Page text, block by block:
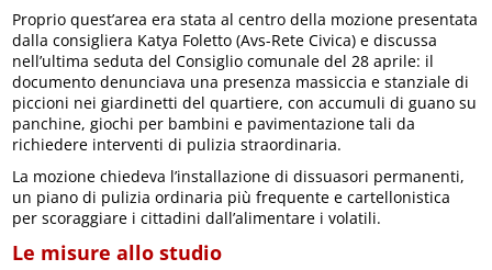
Proprio quest’area era stata al centro della mozione presentata
dalla consigliera Katya Foletto (Avs-Rete Civica) e discussa
nell’ultima seduta del Consiglio comunale del 28 aprile: il
documento denunciava una presenza massiccia e stanziale di
piccioni nei giardinetti del quartiere, con accumuli di guano su
panchine, giochi per bambini e pavimentazione tali da
richiedere interventi di pulizia straordinaria.
La mozione chiedeva l’installazione di dissuasori permanenti,
un piano di pulizia ordinaria più frequente e cartellonistica
per scoraggiare i cittadini dall’alimentare i volatili.
Le misure allo studio